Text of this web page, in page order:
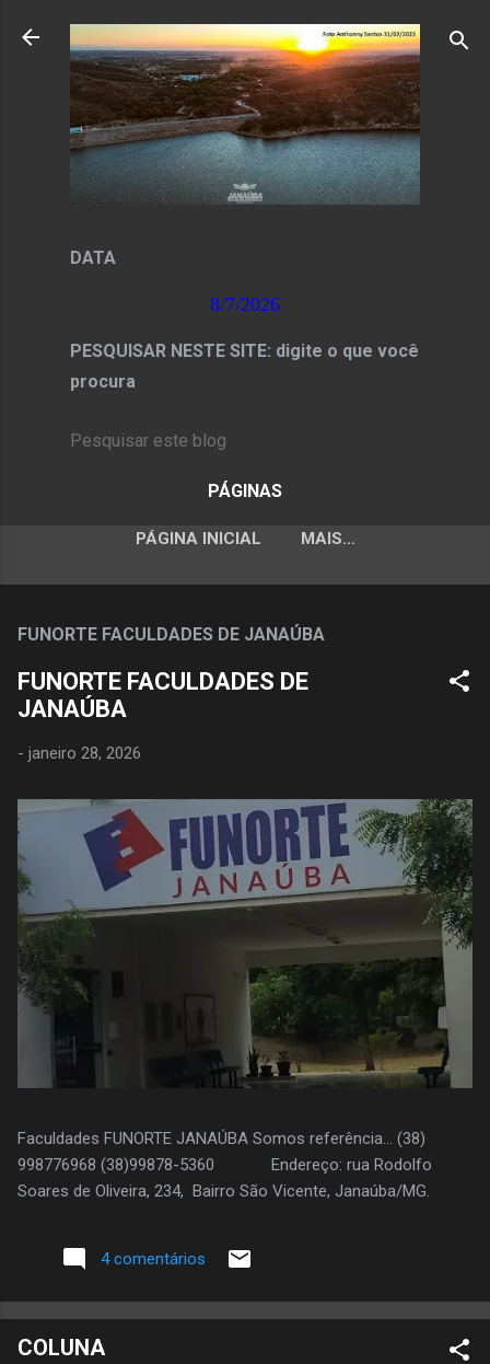
Pular para o conteúdo principal
DATA
8/7/2026
PESQUISAR NESTE SITE: digite o que você
procura
PÁGINAS
PÁGINA INICIAL MAIS…
FUNORTE FACULDADES DE JANAÚBA
FUNORTE FACULDADES DE
JANAÚBA
- janeiro 28, 2026
Faculdades FUNORTE JANAÚBA Somos referência... (38)
998776968 (38)99878-5360 Endereço: rua Rodolfo
Soares de Oliveira, 234, Bairro São Vicente, Janaúba/MG.
4 comentários
COLUNA